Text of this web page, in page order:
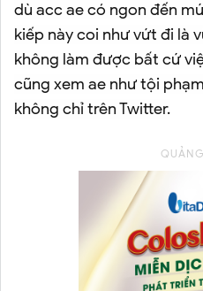
dù acc ae có ngon đến
kiếp này coi như vứt đi là
không làm được bất cứ
cũng xem ae như tội
không chỉ trên Twitter.